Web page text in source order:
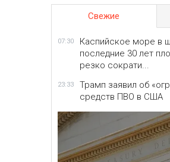
Свежие
07:30
Каспийское море в
последние 30 лет
резко сократи...
23:33
Трамп заявил об
средств ПВО в США